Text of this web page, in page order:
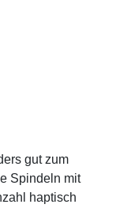
gut zum
Spindeln mit
haptisch